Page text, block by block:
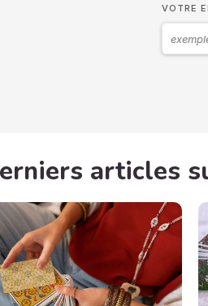
VOTRE
articles